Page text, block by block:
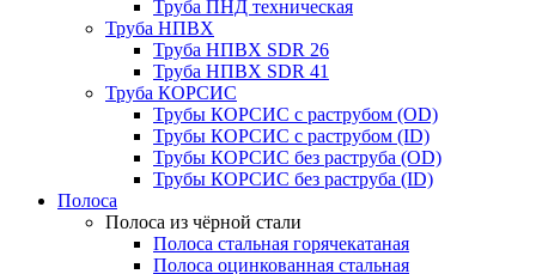
Труба ПНД техническая
Труба НПВХ
Труба НПВХ SDR 26
Труба НПВХ SDR 41
Труба КОРСИС
Трубы КОРСИС с раструбом (OD)
Трубы КОРСИС с раструбом (ID)
Трубы КОРСИС без раструба (OD)
Трубы КОРСИС без раструба (ID)
Полоса
Полоса из чёрной стали
Полоса стальная горячекатаная
Полоса оцинкованная стальная